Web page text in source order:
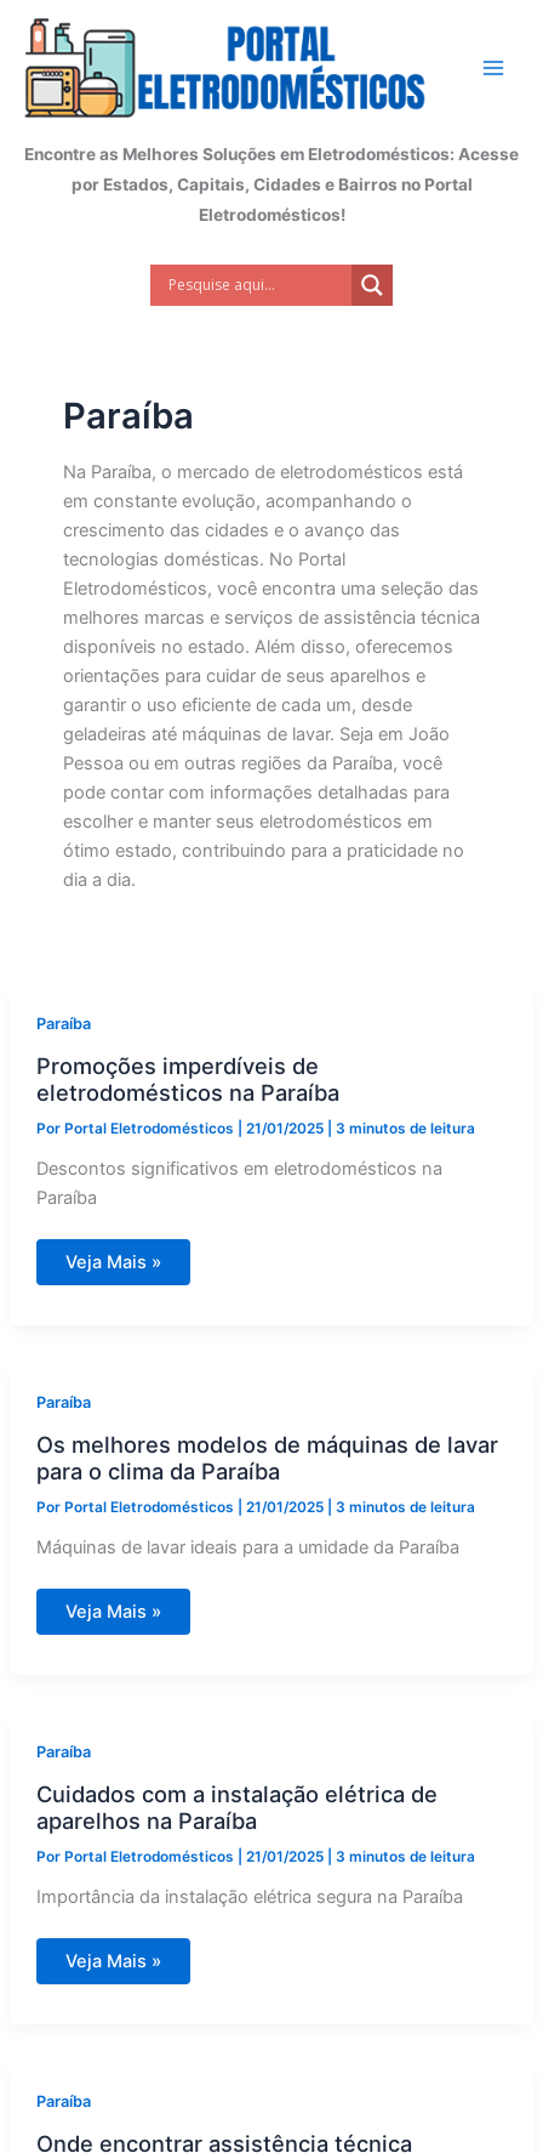
conteúdo
Encontre as Melhores Soluções em Eletrodomésticos: Acesse
por Estados, Capitais, Cidades e Bairros no Portal
Eletrodomésticos!
Paraíba
Na Paraíba, o mercado de eletrodomésticos está
em constante evolução, acompanhando o
crescimento das cidades e o avanço das
tecnologias domésticas. No Portal
Eletrodomésticos, você encontra uma seleção das
melhores marcas e serviços de assistência técnica
disponíveis no estado. Além disso, oferecemos
orientações para cuidar de seus aparelhos e
garantir o uso eficiente de cada um, desde
geladeiras até máquinas de lavar. Seja em João
Pessoa ou em outras regiões da Paraíba, você
pode contar com informações detalhadas para
escolher e manter seus eletrodomésticos em
ótimo estado, contribuindo para a praticidade no
dia a dia.
Paraíba
Promoções imperdíveis de
eletrodomésticos na Paraíba
Por Portal Eletrodomésticos 21/01/2025 3 minutos de leitura
Descontos significativos em eletrodomésticos na
Paraíba
Promoções
imperdíveis
Veja Mais »
Paraíba
Os melhores modelos de máquinas de lavar
para o clima da Paraíba
Por Portal Eletrodomésticos 21/01/2025 3 minutos de leitura
Máquinas de lavar ideais para a umidade da Paraíba
Os
melhores
o
clima
da
Paraíba
Veja Mais »
Paraíba
Cuidados com a instalação elétrica de
aparelhos na Paraíba
Por Portal Eletrodomésticos 21/01/2025 3 minutos de leitura
Importância da instalação elétrica segura na Paraíba
Cuidados
com
Paraíba
Veja Mais »
Paraíba
Onde encontrar assistência técnica